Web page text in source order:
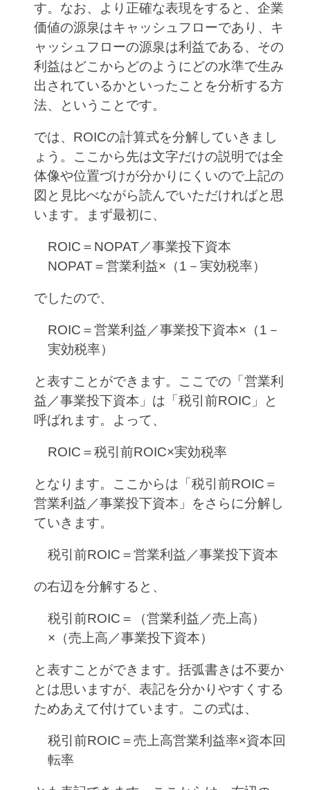
す。なお、より正確な表現をすると、企業
価値の源泉はキャッシュフローであり、キ
ャッシュフローの源泉は利益である、その
利益はどこからどのようにどの水準で生み
出されているかといったことを分析する方
法、ということです。
では、ROICの計算式を分解していきまし
ょう。ここから先は文字だけの説明では全
体像や位置づけが分かりにくいので上記の
図と見比べながら読んでいただければと思
います。まず最初に、
ROIC＝NOPAT／事業投下資本
NOPAT＝営業利益×（1－実効税率）
でしたので、
ROIC＝営業利益／事業投下資本×（1－
実効税率）
と表すことができます。ここでの「営業利
益／事業投下資本」は「税引前ROIC」と
呼ばれます。よって、
ROIC＝税引前ROIC×実効税率
となります。ここからは「税引前ROIC＝
営業利益／事業投下資本」をさらに分解し
ていきます。
税引前ROIC＝営業利益／事業投下資本
の右辺を分解すると、
税引前ROIC＝（営業利益／売上高）
×（売上高／事業投下資本）
と表すことができます。括弧書きは不要か
とは思いますが、表記を分かりやすくする
ためあえて付けています。この式は、
税引前ROIC＝売上高営業利益率×資本回
転率